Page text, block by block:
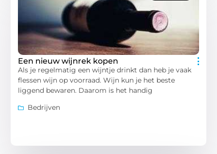
Een nieuw wijnrek kopen
Als je regelmatig een wijntje drinkt dan heb je vaak
flessen wijn op voorraad. Wijn kun je het beste
liggend bewaren. Daarom is het handig
Bedrijven